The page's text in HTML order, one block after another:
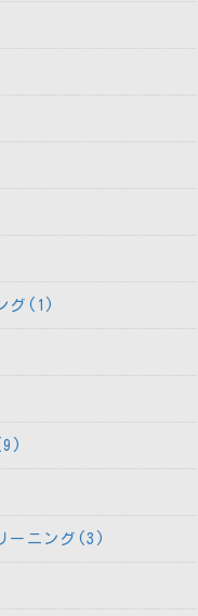
グ(1)
ーニング(3)